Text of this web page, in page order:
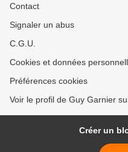
Contact
Signaler un abus
C.G.U.
Cookies et données
Préférences cookies
Voir le profil de Guy Garnier
Créer un